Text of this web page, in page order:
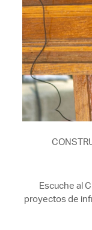
Escuche al
proyectos de